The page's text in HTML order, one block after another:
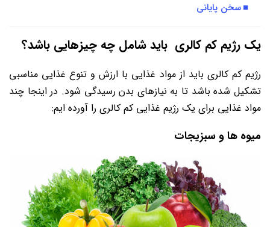
سخن پایانی
یک رژیم کم کالری باید شامل چه چیزهایی باشد؟
رژیم کم کالری باید از مواد غذایی با ارزش و تنوع غذایی مناسبی
تشکیل شده باشد تا به نیازهای بدن رسیدگی شود. در اینجا چند
مواد غذایی برای یک رژیم غذایی کم کالری را آورده ایم:
میوه‌ ها و سبزیجات